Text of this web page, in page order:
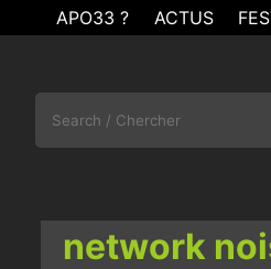
to
APO33 ? ACTUS
network